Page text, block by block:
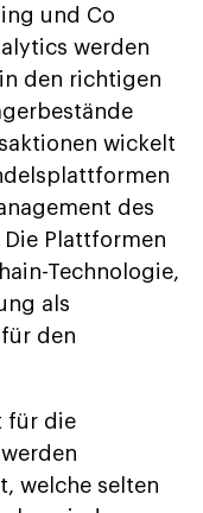
und Co
werden
den richtigen
wickelt
des
Plattformen
Technologie,
als
den
für die
welche selten